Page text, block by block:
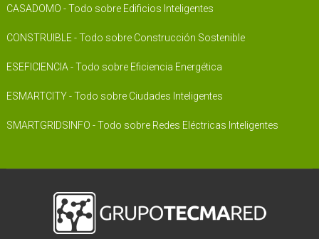
CASADOMO - Todo sobre Edificios Inteligentes
CONSTRUIBLE - Todo sobre Construcción Sostenible
ESEFICIENCIA - Todo sobre Eficiencia Energética
ESMARTCITY - Todo sobre Ciudades Inteligentes
SMARTGRIDSINFO - Todo sobre Redes Eléctricas Inteligentes